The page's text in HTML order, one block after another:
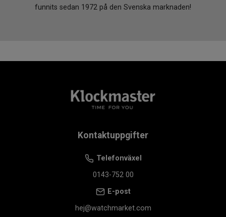
funnits sedan 1972 på den Svenska marknaden!
Kontaktuppgifter
Telefonväxel
0143-752 00
E-post
hej@watchmarket.com